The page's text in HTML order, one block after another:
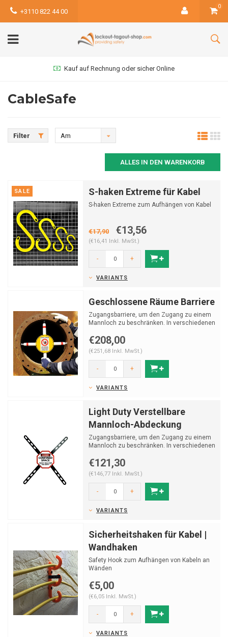
+3110 822 44 00
0
Kauf auf Rechnung oder sicher Online
CableSafe
Filter
Am
ALLES IN DEN WARENKORB
SALE S-haken Extreme für Kabel
S-haken Extreme zum Aufhängen von Kabel
€17,90 €13,56
(€16,41 Inkl. MwSt.)
- +
VARIANTS
Geschlossene Räume Barriere
Zugangsbarriere, um den Zugang zu einem
Mannloch zu beschränken. In verschiedenen
€208,00
(€251,68 Inkl. MwSt.)
- +
VARIANTS
Light Duty Verstellbare
Mannloch-Abdeckung
Zugangsbarriere, um den Zugang zu einem
Mannloch zu beschränken. In verschiedenen
€121,30
(€146,77 Inkl. MwSt.)
- +
VARIANTS
Sicherheitshaken für Kabel |
Wandhaken
Safety Hook zum Aufhängen von Kabeln an
Wänden
€5,00
(€6,05 Inkl. MwSt.)
- +
VARIANTS